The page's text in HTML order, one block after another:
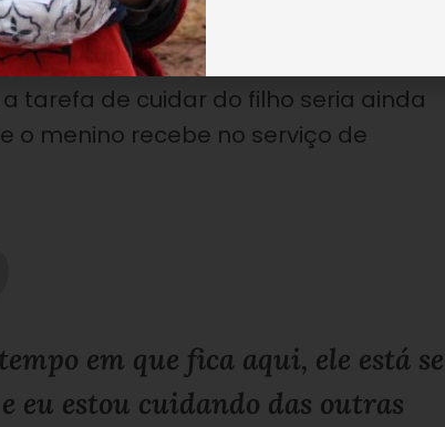
tarefa de cuidar do filho seria ainda
o menino recebe no serviço de
em que fica aqui, ele está se
eu estou cuidando das outras